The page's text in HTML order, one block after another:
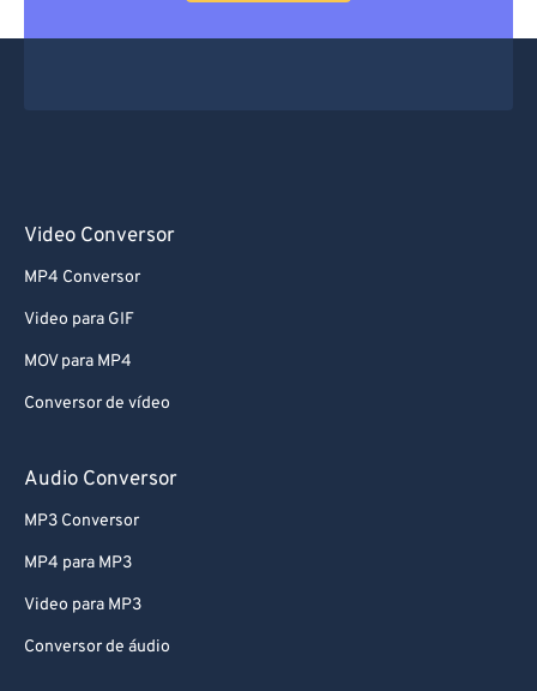
Video Conversor
MP4 Conversor
Video para GIF
MOV para MP4
Conversor de vídeo
Audio Conversor
MP3 Conversor
MP4 para MP3
Video para MP3
Conversor de áudio